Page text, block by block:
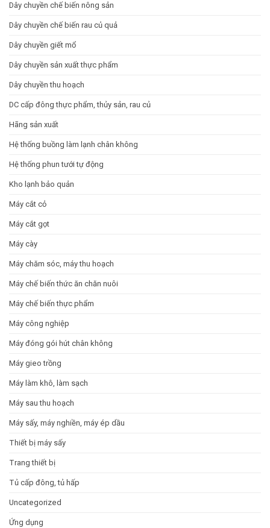
suất
động
Báo
giá
Dây chuyền chế biến nông sản
Dây chuyền chế biến rau củ quả
Dây chuyền giết mổ
Dây chuyền sản xuất thực phẩm
Dây chuyền thu hoạch
DC cấp đông thực phẩm, thủy sản, rau củ
Hãng sản xuất
Hệ thống buồng làm lạnh chân không
Hệ thống phun tưới tự động
Kho lạnh bảo quản
Máy cắt cỏ
Máy cắt gọt
Máy cày
Máy chăm sóc, máy thu hoạch
Máy chế biến thức ăn chăn nuôi
Máy chế biến thực phẩm
Máy công nghiệp
Máy đóng gói hút chân không
Máy gieo trồng
Máy làm khô, làm sạch
Máy sau thu hoạch
Máy sấy, máy nghiền, máy ép dầu
Thiết bị máy sấy
Trang thiết bị
Tủ cấp đông, tủ hấp
Uncategorized
Ứng dụng